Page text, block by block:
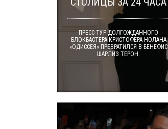
ПРЕСС-ТУР ДОЛГОЖДАННОГО
БЛОКБАСТЕРА КРИСТОФЕРА НОЛАНА
«ОДИССЕЯ» ПРЕВРАТИЛСЯ В БЕНЕФИС
ШАРЛИЗ ТЕРОН.